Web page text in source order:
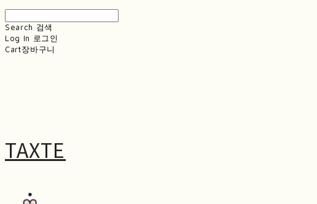
Search 검색
Log In 로그인
Cart장바구니
TAXTE